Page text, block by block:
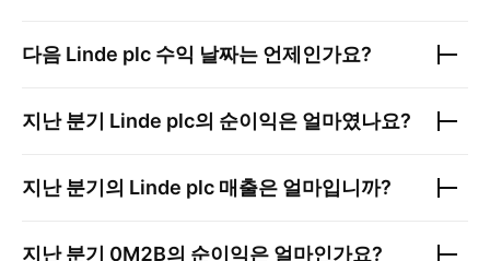
다음 Linde plc 수익 날짜는 언제인가요?
지난 분기 Linde plc의 순이익은 얼마였나요?
지난 분기의 Linde plc 매출은 얼마입니까?
지난 분기 0M2B의 순이익은 얼마인가요?